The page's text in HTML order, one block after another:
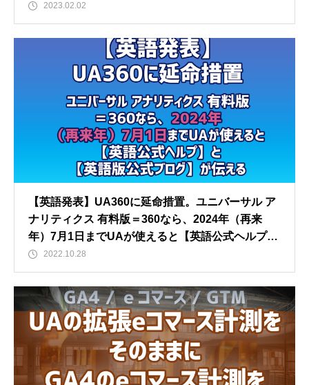
2023.02.02
【英語発表】UA360に延命措置。ユニバーサル ア
ナリティクス 有料版＝360なら、2024年（再来
年）7月1日までUAが使えると【英語公式ヘルプ】
と【英語版公式ブログ】が伝える
2022.10.28